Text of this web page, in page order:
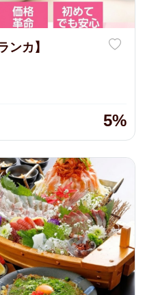
ンカ】
5%